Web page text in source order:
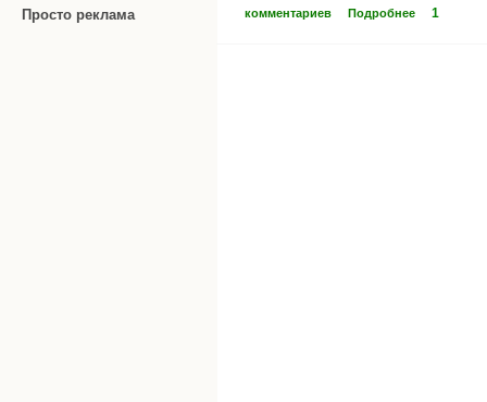
Просто реклама
комментариев
Подробнее 1